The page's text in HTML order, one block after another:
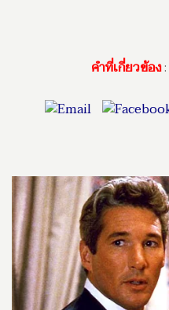
คำที่เกี่ยวข้อง: